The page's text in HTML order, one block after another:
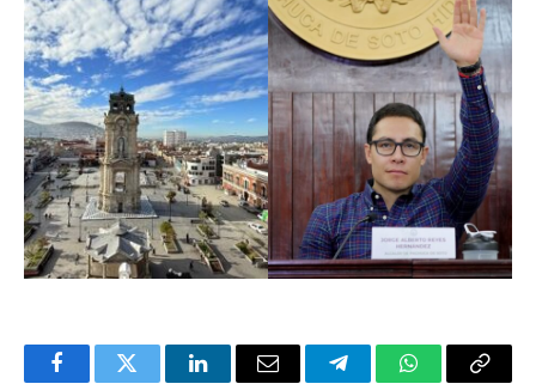
FacebookTwitter LinkedInEmail TelegramWhatsApp
Copy